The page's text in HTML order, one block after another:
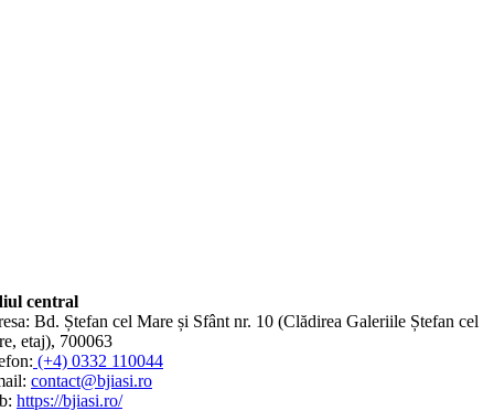
central
Bd. Ștefan cel Mare și Sfânt nr. 10 (Clădirea Galeriile Ștefan cel
etaj), 700063
(+4) 0332 110044
contact@bjiasi.ro
https://bjiasi.ro/